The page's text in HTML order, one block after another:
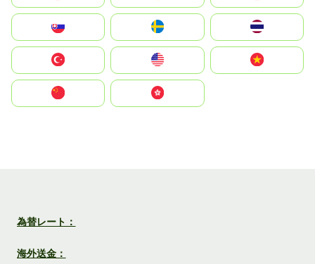
United States
中國香港特別行政區
為替レート：
海外送金：